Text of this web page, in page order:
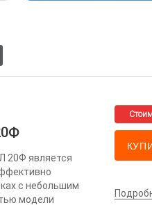
20Ф является
с небольшим
модели